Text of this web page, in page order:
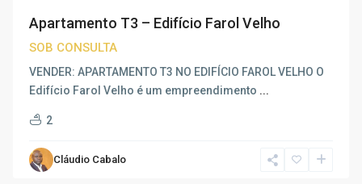
Apartamento T3 – Edifício Farol Velho
SOB CONSULTA
VENDER: APARTAMENTO T3 NO EDIFÍCIO FAROL VELHO O
Edifício Farol Velho é um empreendimento ...
2
Cláudio Cabalo
Morro
Bento,